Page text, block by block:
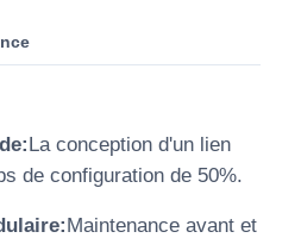
La conception d'un lien
de configuration de 50%.
Maintenance avant et